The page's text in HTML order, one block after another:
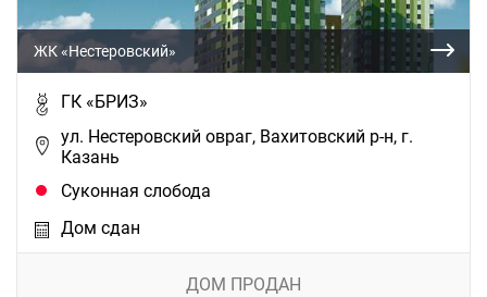
ЖК «Нестеровский»
ГК «БРИЗ»
ул. Нестеровский овраг, Вахитовский р-н, г.
Казань
Суконная слобода
Дом сдан
ДОМ ПРОДАН